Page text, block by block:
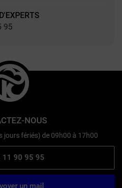
95
NOUS
jours fériés) de 09h00 à 17h00
11 90 95 95
un mail